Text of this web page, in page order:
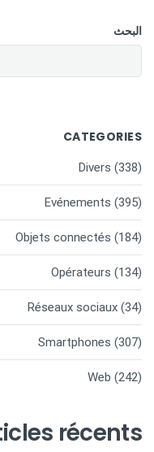
البحث
CATEGORIES
Divers (338)
Evénements (395)
Objets connectés (184)
Opérateurs (134)
Réseaux sociaux (34)
Smartphones (307)
Web (242)
récents